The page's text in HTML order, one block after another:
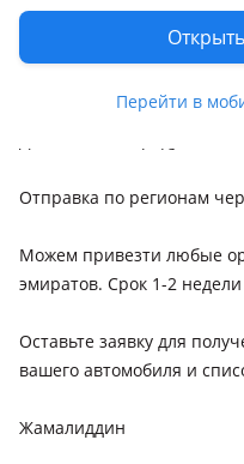
Перейти в
дубликаты)
Отправка по регионам
Можем привезти любые
эмиратов. Срок 1-2 недели
Оставьте заявку для
вашего автомобиля и
Жамалиддин